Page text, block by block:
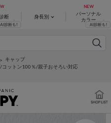
断 身長別
パーソナル
カラー
キャップ
/コットン100％/親子おそろい対応